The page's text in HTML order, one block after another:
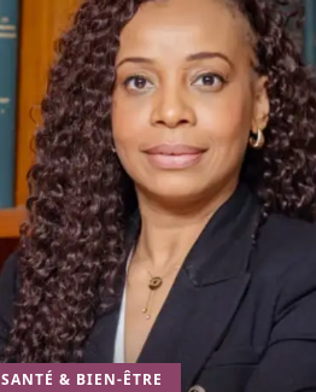
SANTÉ & BIEN-ÊTRE